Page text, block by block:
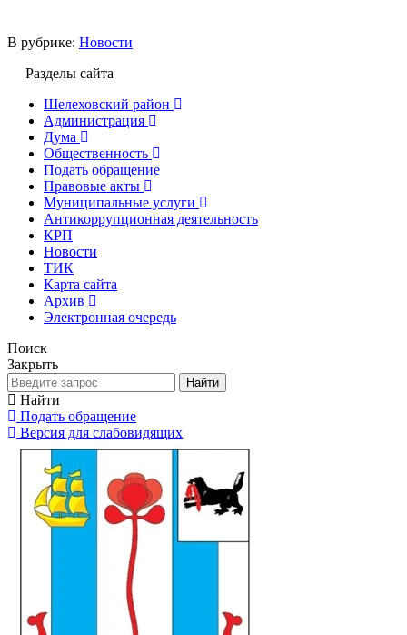
В рубрике: Новости
Разделы сайта
Шелеховский район
Администрация
Дума
Общественность
Подать обращение
Правовые акты
Муниципальные услуги
Антикоррупционная деятельность
КРП
Новости
ТИК
Карта сайта
Архив
Электронная очередь
Поиск
Закрыть
Найти
Найти
Подать обращение
Версия для слабовидящих